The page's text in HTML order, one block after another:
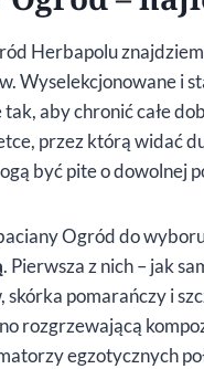
Herbapolu
Wyselekcjonowane i
aby chronić całe
przez którą widać
być pite o dowolnej
Ogród do
. Pierwsza z nich – jak
skórka pomarańczy i
rozgrzewającą
egzotycznych